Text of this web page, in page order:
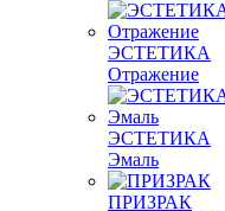
ЭСТЕТИКА
Отражение
ЭСТЕТИКА
Эмаль
ПРИЗРАК